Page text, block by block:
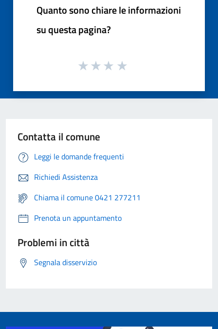
Quanto sono chiare le informazioni
su questa pagina?
Contatta il comune
Leggi le domande frequenti
Richiedi Assistenza
Chiama il comune 0421 277211
Prenota un appuntamento
Problemi in città
Segnala disservizio